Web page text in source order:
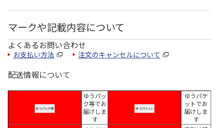
マークや記載内容について
よくあるお問い合わせ
お支払い方法 注文のキャンセルについて
配送情報について
ゆうパッ
ク等でお
届けしま
す
ゆうパケ
ットでお
届けしま
す